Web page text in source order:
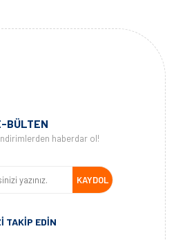
BÜLTEN
haberdar ol!
KAYDOL
TAKİP EDİN